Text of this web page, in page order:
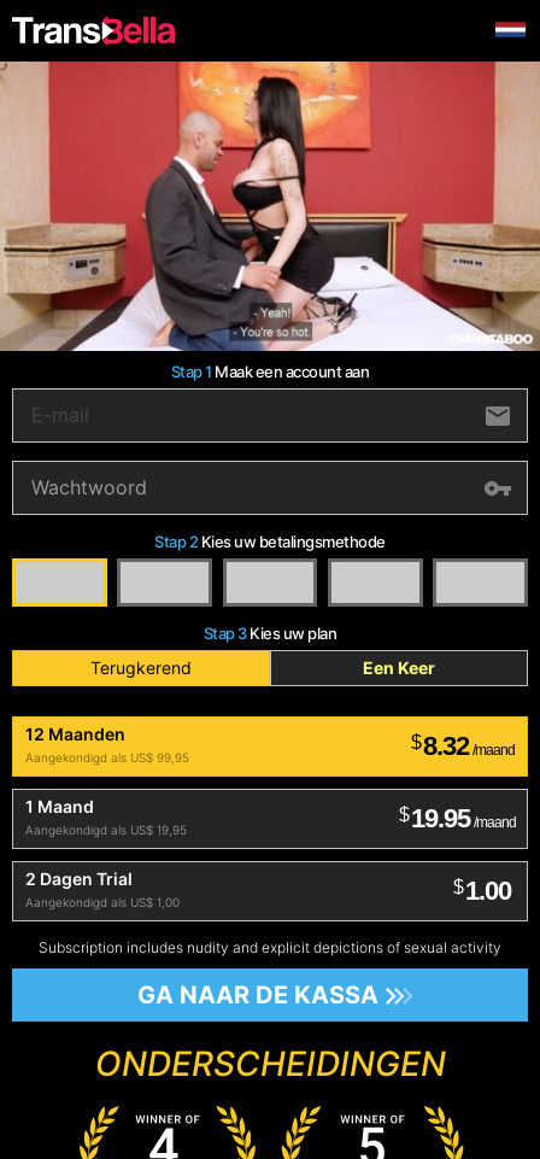
Stap 1 Maak een account aan
Stap 2 Kies uw betalingsmethode
Stap 3Kies uw plan
Terugkerend Een Keer
12 Maanden
Aangekondigd als US$ 99,95
$8.32 /maand
1 Maand
Aangekondigd als US$ 19,95
$19.95 /maand
2 Dagen Trial
Aangekondigd als US$ 1,00
$1.00
Subscription includes nudity and explicit depictions of sexual activity
GA NAAR DE KASSA
ONDERSCHEIDINGEN